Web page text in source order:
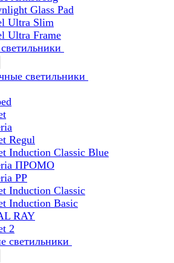
Glass Pad
Ultra Slim
Ultra Frame
светильники
Regul
Induction Classic Blue
ПРОМО
PP
Induction Classic
Induction Basic
RAY
2
светильники